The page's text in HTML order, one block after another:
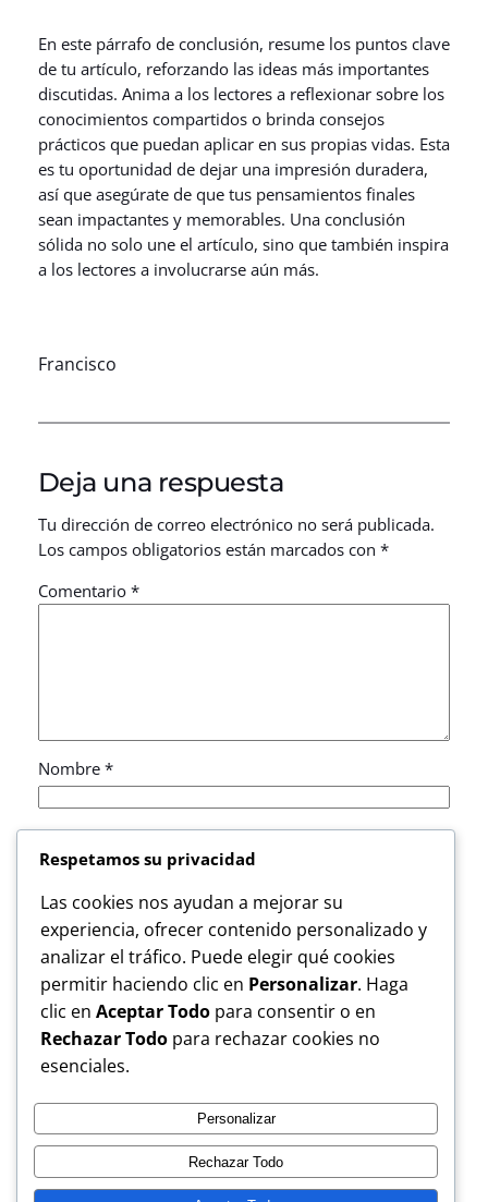
En este párrafo de conclusión, resume los puntos clave
de tu artículo, reforzando las ideas más importantes
discutidas. Anima a los lectores a reflexionar sobre los
conocimientos compartidos o brinda consejos
prácticos que puedan aplicar en sus propias vidas. Esta
es tu oportunidad de dejar una impresión duradera,
así que asegúrate de que tus pensamientos finales
sean impactantes y memorables. Una conclusión
sólida no solo une el artículo, sino que también inspira
a los lectores a involucrarse aún más.
Francisco
Deja una respuesta
Tu dirección de correo electrónico no será publicada.
Los campos obligatorios están marcados con *
Comentario *
Nombre *
Correo electrónico*
Web
Guarda mi nombre, correo electrónico y web en
este navegador para la próxima vez que comente.
Respetamos su privacidad
Las cookies nos ayudan a mejorar su
experiencia, ofrecer contenido personalizado y
analizar el tráfico. Puede elegir qué cookies
permitir haciendo clic en Personalizar. Haga
clic en Aceptar Todo para consentir o en
Rechazar Todo para rechazar cookies no
esenciales.
Personalizar
Rechazar Todo